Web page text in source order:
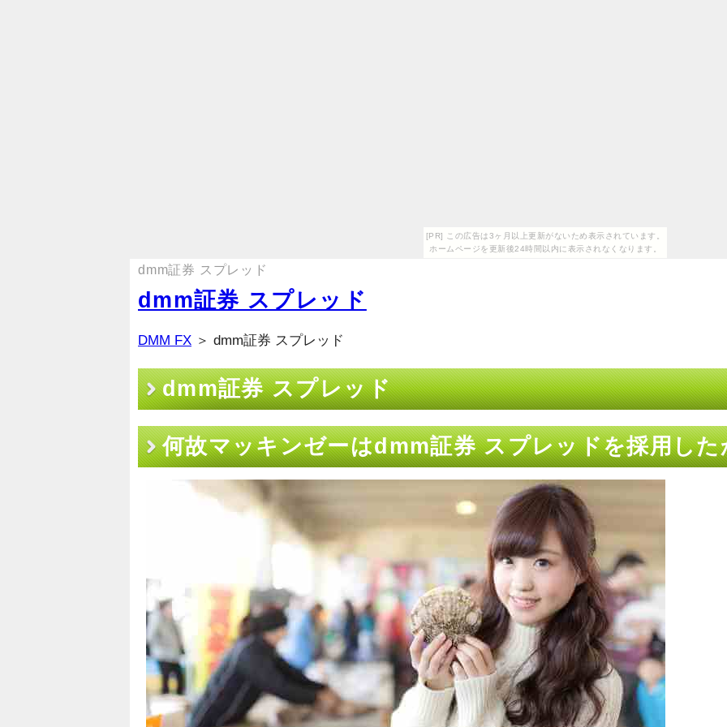
[PR] この広告は3ヶ月以上更新がないため表示されています。
ホームページを更新後24時間以内に表示されなくなります。
dmm証券 スプレッド
dmm証券 スプレッド
DMM FX ＞ dmm証券 スプレッド
dmm証券 スプレッド
何故マッキンゼーはdmm証券 スプレッドを採用した